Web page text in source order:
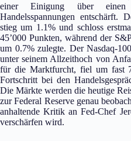
einer Einigung über
Handelsspannungen entschärft.
stieg um 1.1% und schloss
45’000 Punkten, während der
um 0.7% zulegte. Der Nasdaq-
unter seinem Allzeithoch von
für die Marktfurcht, fiel um fast
Fortschritt bei den
Die Märkte werden die heutige
zur Federal Reserve genau
anhaltende Kritik an Fed-Chef
verschärfen wird.